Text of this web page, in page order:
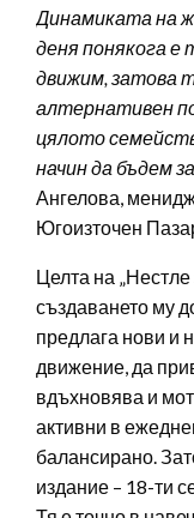
Динамиката на
деня понякога е
движим, затова
алтернативен
цялото
начин да бъдем
Ангелова,
Югоизточен
Целта на
създаването му
предлага нови и
движение, да
вдъхновява и
активни в
балансирано.
издание – 18-ти